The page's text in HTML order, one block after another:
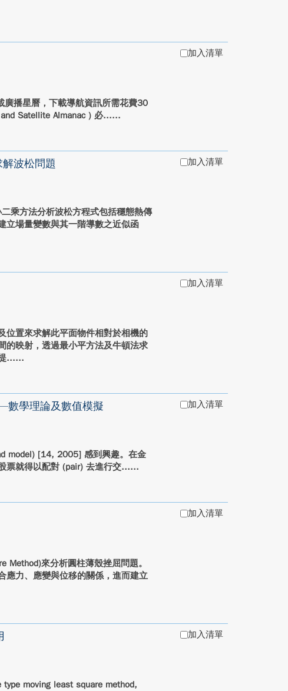
廣播星曆，下載導航資訊所需花費30
Satellite Almanac ) 必...
加入清單
波松問題
乘方法分析波松方程式包括穩態熱傳
立場量變數與其一階導數之近似函
加入清單
位置來求解此平面物件相對於相機的
的映射，透過最小平方法及牛頓法求
...
加入清單
數學理論及數值模擬
model) [14, 2005] 感到興趣。在金
票就得以配對 (pair) 去進行交...
加入清單
Method)來分析圓柱薄殼挫屈問題。
應力、應變與位移的關係，進而建立
加入清單
moving least square method,
加入清單